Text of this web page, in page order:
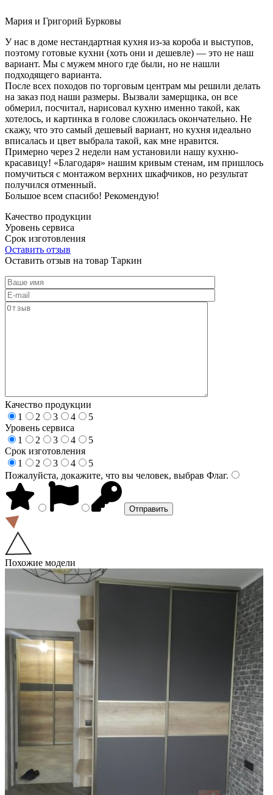
Мария и Григорий Бурковы
У нас в доме нестандартная кухня из-за короба и выступов,
поэтому готовые кухни (хоть они и дешевле) — это не наш
вариант. Мы с мужем много где были, но не нашли
подходящего варианта.
После всех походов по торговым центрам мы решили делать
на заказ под наши размеры. Вызвали замерщика, он все
обмерил, посчитал, нарисовал кухню именно такой, как
хотелось, и картинка в голове сложилась окончательно. Не
скажу, что это самый дешевый вариант, но кухня идеально
вписалась и цвет выбрала такой, как мне нравится.
Примерно через 2 недели нам установили нашу кухню-
красавицу! «Благодаря» нашим кривым стенам, им пришлось
помучиться с монтажом верхних шкафчиков, но результат
получился отменный.
Большое всем спасибо! Рекомендую!
Качество продукции
Уровень сервиса
Срок изготовления
Оставить отзыв
Оставить отзыв на товар Таркин
Качество продукции
1
2 3 4
5
Уровень сервиса
1
2 3 4
5
Срок изготовления
1
2 3 4
5
Пожалуйста, докажите, что вы человек, выбрав Флаг.
Похожие модели